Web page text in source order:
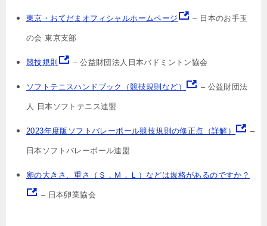
東京・おてだまオフィシャルホームページ – 日本のお手玉
の会 東京支部
競技規則 – 公益財団法人日本バドミントン協会
ソフトテニスハンドブック（競技規則など） – 公益財団法
人 日本ソフトテニス連盟
2023年度版ソフトバレーボール競技規則の修正点（詳解） –
日本ソフトバレーボール連盟
卵の大きさ、重さ（Ｓ．Ｍ．Ｌ）などは規格があるのですか？
– 日本卵業協会